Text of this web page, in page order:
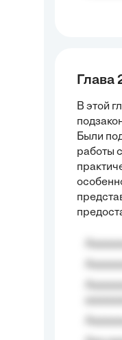
Глава
В этой
Были
работы